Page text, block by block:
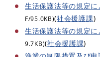
生活保護法等の規定
F/95.0KB)(社会援護課)
生活保護法等の規定
9.7KB)(社会援護課)